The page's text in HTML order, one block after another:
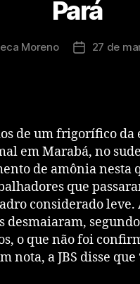
Pará
Moreno 27 de
de um frigorífico da
em Marabá, no
de amônia nesta
que
considerado leve.
desmaiaram,
o que não foi
nota, a JBS disse